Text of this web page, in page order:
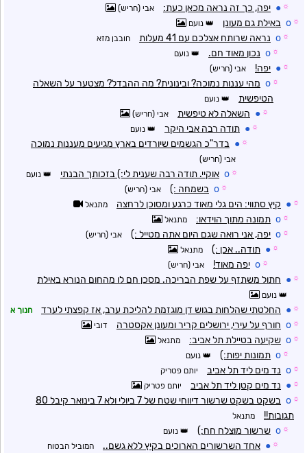
☼
● יפה, כך זה נראה מכאן כעת: אבי (חריש)
☼
o באילת גם מעונן נועם
☼
o נראה שרותח אצלכם עם 41 מעלות חובבן מזא
☼
o נכון מאוד חם. נועם
☼
● יפה! אבי (חריש)
☼
o מהי עננות נמוכה? ובינונית? מה ההבדל? מצטער על השאלה
הטיפשית
נועם
☼
● השאלה לא טיפשית אבי (חריש)
☼
● תודה רבה אבי היקר נועם
☼
● בדר"כ הגשמים שיורדים בארץ מגיעים מעננות נמוכה
אבי (חריש)
☼
o אוקיי. תודה רבה שענית לי:) בזכותך הבנתי נועם
☼
o בשמחה :) אבי (חריש)
☼
● קיץ סתווי: הים גלי מאוד כרגע ומסוכן לרחצה מתנאל
☼
o תמונה מתוך הוידאו: מתנאל
☼
o יפה, אני רואה שגם היום אתה מטייל :) אבי (חריש)
☼
● תודה.. אכן :) מתנאל
☼
o יפה מאוד! אבי (חריש)
☼
● חתול משתזף על שפת הבריכה. מסכן חם לו מהחום הנורא באילת
נועם
☼
● החלטתי שהלחות בגוש דן מוגזמת להליכת ערב, אז קפצתי לערד חנוך א
☼
o חורף על עירי, ירושלים קריר ומעונן אקסטרה דובי
☼
o שקיעה בטיילת תל אביב: מתנאל
☼
o תמונות יפות:) נועם
☼
o נד מים ליד תל אביב יותם פטריק
☼
● נד מים קטן ליד תל אביב יותם פטריק
☼
o
בשקט בשקט שרשור דיווחי שטח של 7 ביולי ולא 7 בינואר קיבל 80
תגובות!!
מתנאל
☼
o שרשור מוצלח חח:) נועם
☼
● אחד השרשורים הארוכים בקיץ ללא גשם.. המוביל הבטוח